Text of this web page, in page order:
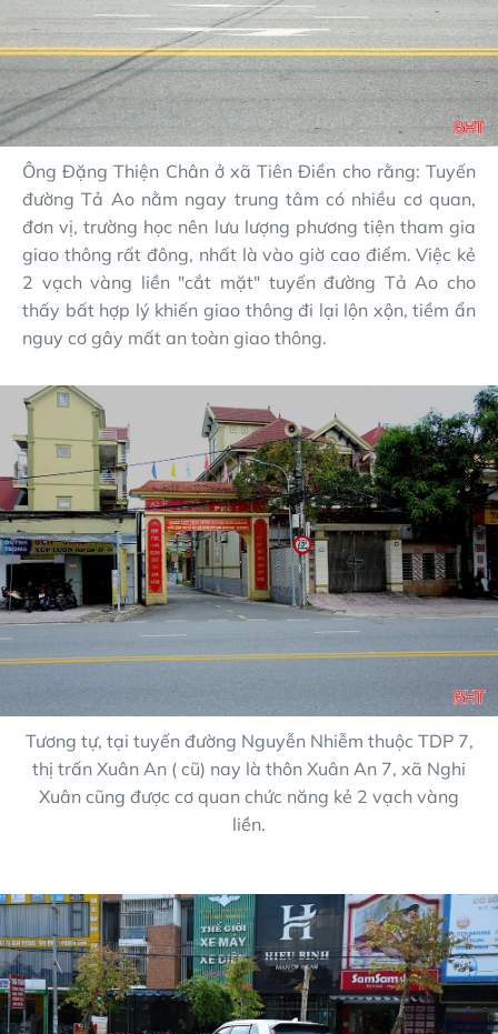
Ông Đặng Thiện Chân ở xã Tiên Điền cho rằng: Tuyến
đường Tả Ao nằm ngay trung tâm có nhiều cơ quan,
đơn vị, trường học nên lưu lượng phương tiện tham gia
giao thông rất đông, nhất là vào giờ cao điểm. Việc kẻ
2 vạch vàng liền "cắt mặt" tuyến đường Tả Ao cho
thấy bất hợp lý khiến giao thông đi lại lộn xộn, tiềm ẩn
nguy cơ gây mất an toàn giao thông.
Tương tự, tại tuyến đường Nguyễn Nhiễm thuộc TDP 7,
thị trấn Xuân An ( cũ) nay là thôn Xuân An 7, xã Nghi
Xuân cũng được cơ quan chức năng kẻ 2 vạch vàng
liền.